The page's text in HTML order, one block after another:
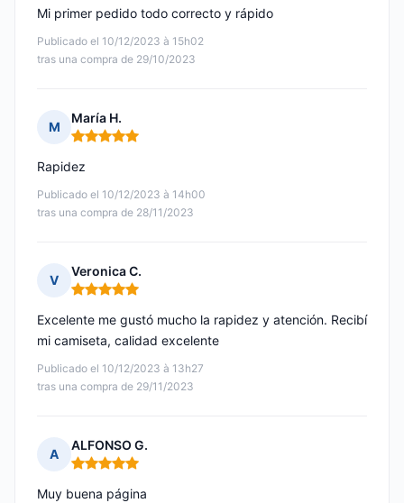
Publicado el 10/12/2023 à 15h02
tras una compra de 29/10/2023
Mi primer pedido todo correcto y rápido
M
María H.
Nota: 5 de 5
Publicado el 10/12/2023 à 14h00
tras una compra de 28/11/2023
Rapidez
V
Veronica C.
Nota: 5 de 5
Publicado el 10/12/2023 à 13h27
tras una compra de 29/11/2023
Excelente me gustó mucho la rapidez y atención. Recibí
mi camiseta, calidad excelente
A
ALFONSO G.
Nota: 5 de 5
Muy buena página